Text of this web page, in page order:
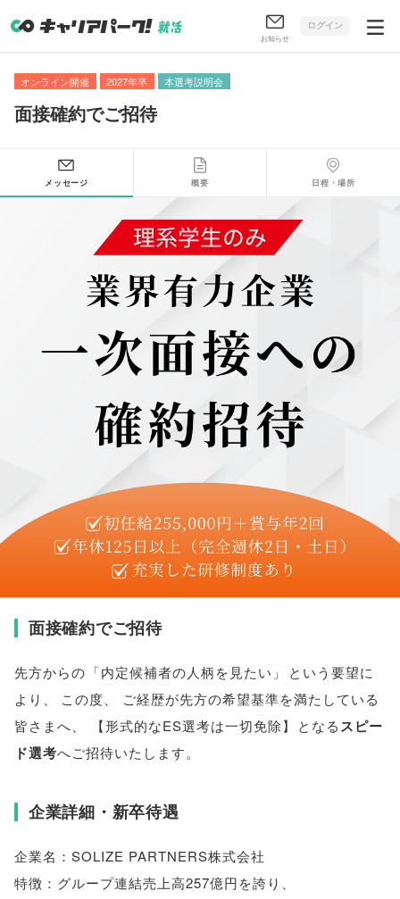
お知らせ
ログイン
オンライン開催 2027年卒 本選考説明会
面接確約でご招待
メッセージ 概要 日程・場所
面接確約でご招待
先方からの 「内定候補者の人柄を見たい 」
という要望に
より 、 この度、
ご経歴が先方の希望基準を満たしている
皆さまへ、 【形式的なES選考は一切免除】 となるスピー
ド選考へご招待いたします。
企業詳細・新卒待遇
企業名：SOLIZE PARTNERS株式会社
特徴：グループ連結売上高257億円を誇り 、